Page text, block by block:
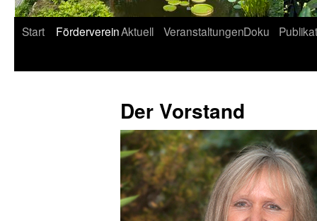
Zum
Start FördervereinAktuell VeranstaltungenDoku
Der Vorstand